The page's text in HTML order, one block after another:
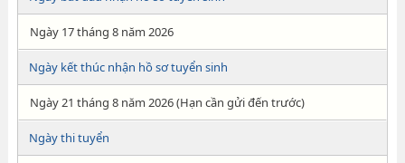
Ngày 17 tháng 8 năm 2026
Ngày kết thúc nhận hồ sơ tuyển sinh
Ngày 21 tháng 8 năm 2026 (Hạn cần gửi đến trước)
Ngày thi tuyển